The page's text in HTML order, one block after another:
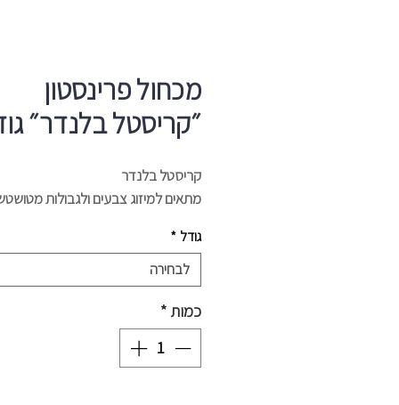
מכחול פרינסטון
״קריסטל בלנדר״
קריסטל בלנדר
מתאים למיזוג צבעים ולגבולות
גודל *
לבחירה
כמות*